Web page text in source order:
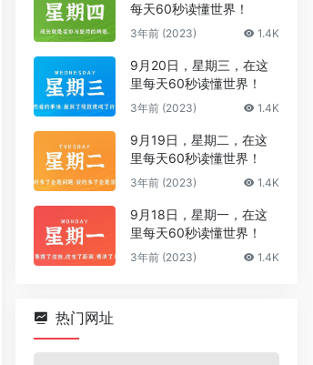
每天60秒读懂世界！
3年前 (2023) 1.4K
9月20日，星期三，在这
里每天60秒读懂世界！
3年前 (2023) 1.4K
9月19日，星期二，在这
里每天60秒读懂世界！
3年前 (2023) 1.4K
9月18日，星期一，在这
里每天60秒读懂世界！
3年前 (2023) 1.4K
热门网址